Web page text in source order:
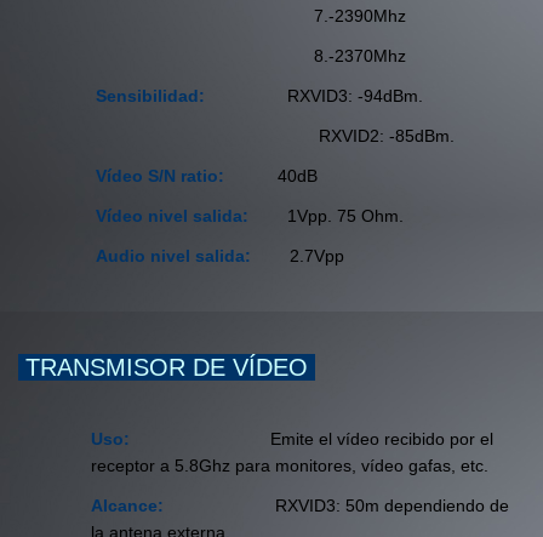
7.-2390Mhz
8.-2370Mhz
Sensibilidad: RXVID3: -94dBm.
RXVID2: -85dBm.
Vídeo S/N ratio: 40dB
Vídeo nivel salida: 1Vpp. 75 Ohm.
Audio nivel salida: 2.7Vpp
TRANSMISOR DE VÍDEO
Uso:
Emite el vídeo recibido por el
receptor a 5.8Ghz para monitores, vídeo gafas, etc.
Alcance: RXVID3: 50m dependiendo de
la antena externa.